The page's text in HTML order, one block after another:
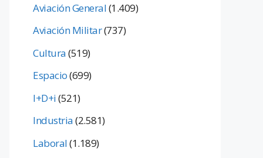
Aviación General(1.409)
Aviación Militar(737)
Cultura(519)
Espacio(699)
I+D+i(521)
Industria(2.581)
Laboral(1.189)